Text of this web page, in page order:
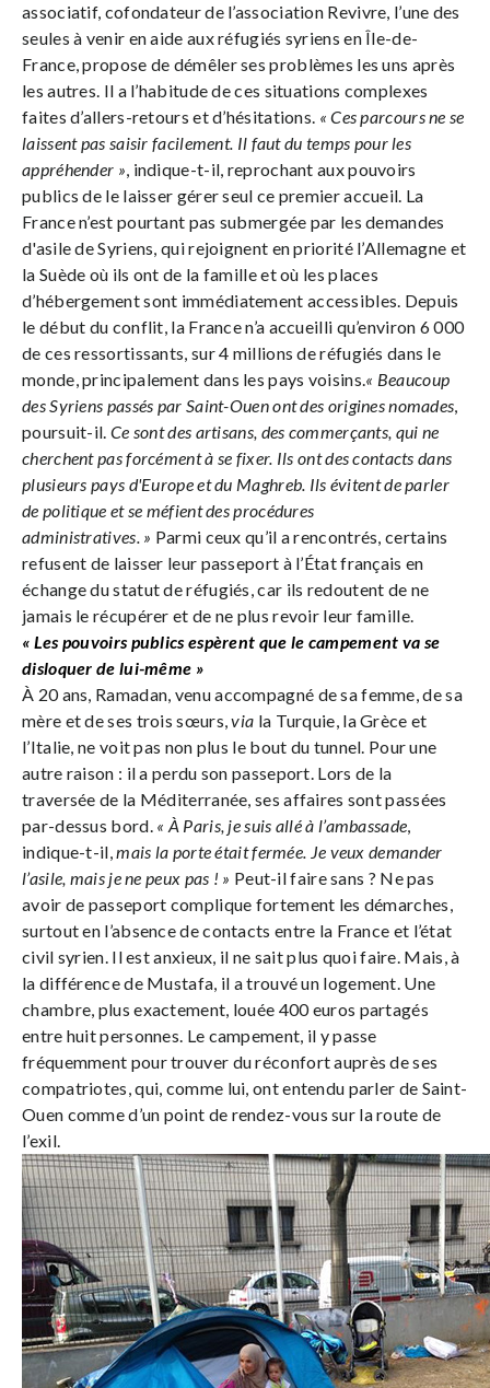
associatif, cofondateur de l’association Revivre, l’une des
seules à venir en aide aux réfugiés syriens en Île-de-
France, propose de démêler ses problèmes les uns après
les autres. Il a l’habitude de ces situations complexes
faites d’allers-retours et d’hésitations. « Ces parcours ne se
laissent pas saisir facilement. Il faut du temps pour les
appréhender », indique-t-il, reprochant aux pouvoirs
publics de le laisser gérer seul ce premier accueil. La
France n’est pourtant pas submergée par les demandes
d'asile de Syriens, qui rejoignent en priorité l’Allemagne et
la Suède où ils ont de la famille et où les places
d’hébergement sont immédiatement accessibles. Depuis
le début du conflit, la France n’a accueilli qu’environ 6000
de ces ressortissants, sur 4 millions de réfugiés dans le
monde, principalement dans les pays voisins.« Beaucoup
des Syriens passés par Saint-Ouen ont des origines nomades,
poursuit-il. Ce sont des artisans, des commerçants, qui ne
cherchent pas forcément à se fixer. Ils ont des contacts dans
plusieurs pays d'Europe et du Maghreb. Ils évitent de parler
de politique et se méfient des procédures
administratives. » Parmi ceux qu’il a rencontrés, certains
refusent de laisser leur passeport à l’État français en
échange du statut de réfugiés, car ils redoutent de ne
jamais le récupérer et de ne plus revoir leur famille.
« Les pouvoirs publics espèrent que le campement va se
disloquer de lui-même »
À 20 ans, Ramadan, venu accompagné de sa femme, de sa
mère et de ses trois sœurs,via la Turquie, la Grèce et
l’Italie, ne voit pas non plus le bout du tunnel. Pour une
autre raison : il a perdu son passeport. Lors de la
traversée de la Méditerranée, ses affaires sont passées
par-dessus bord. « À Paris, je suis allé à l’ambassade,
indique-t-il,mais la porte était fermée. Je veux demander
l’asile, mais je ne peux pas ! » Peut-il faire sans ? Ne pas
avoir de passeport complique fortement les démarches,
surtout en l’absence de contacts entre la France et l’état
civil syrien. Il est anxieux, il ne sait plus quoi faire. Mais, à
la différence de Mustafa, il a trouvé un logement. Une
chambre, plus exactement, louée 400 euros partagés
entre huit personnes. Le campement, il y passe
fréquemment pour trouver du réconfort auprès de ses
compatriotes, qui, comme lui, ont entendu parler de Saint-
Ouen comme d’un point de rendez-vous sur la route de
l’exil.